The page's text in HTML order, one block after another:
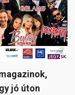
jó úton